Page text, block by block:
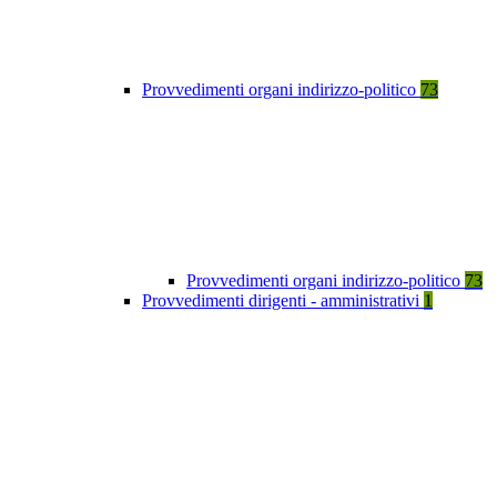
Provvedimenti organi indirizzo-politico 73
Provvedimenti organi indirizzo-politico 73
Provvedimenti dirigenti - amministrativi 1